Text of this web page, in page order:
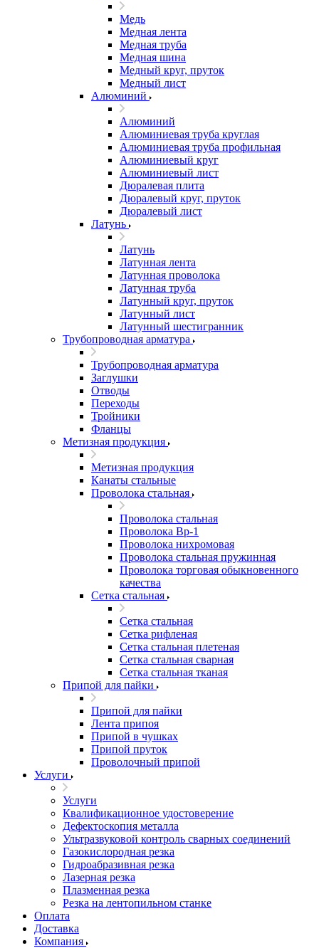
Медь
Медная лента
Медная труба
Медная шина
Медный круг, пруток
Медный лист
Алюминий
Алюминий
Алюминиевая труба круглая
Алюминиевая труба профильная
Алюминиевый круг
Алюминиевый лист
Дюралевая плита
Дюралевый круг, пруток
Дюралевый лист
Латунь
Латунь
Латунная лента
Латунная проволока
Латунная труба
Латунный круг, пруток
Латунный лист
Латунный шестигранник
Трубопроводная арматура
Трубопроводная арматура
Заглушки
Отводы
Переходы
Тройники
Фланцы
Метизная продукция
Метизная продукция
Канаты стальные
Проволока стальная
Проволока стальная
Проволока Вр-1
Проволока нихромовая
Проволока стальная пружинная
Проволока торговая обыкновенного
качества
Сетка стальная
Сетка стальная
Сетка рифленая
Сетка стальная плетеная
Сетка стальная сварная
Сетка стальная тканая
Припой для пайки
Припой для пайки
Лента припоя
Припой в чушках
Припой пруток
Проволочный припой
Услуги
Услуги
Квалификационное удостоверение
Дефектоскопия металла
Ультразвуковой контроль сварных соединений
Газокислородная резка
Гидроабразивная резка
Лазерная резка
Плазменная резка
Резка на лентопильном станке
Оплата
Доставка
Компания